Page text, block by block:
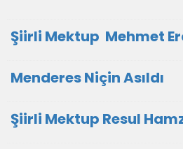
Şiirli Mektup Mehmet
Menderes Niçin Asıldı
Şiirli Mektup Resul